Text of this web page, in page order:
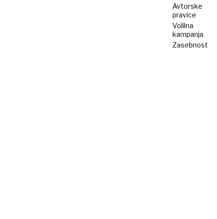
Avtorske
pravice
Volilna
kampanja
Zasebnost